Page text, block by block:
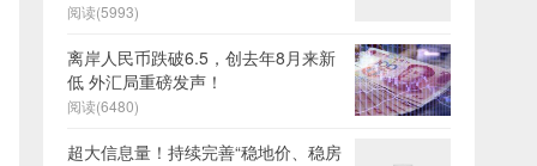
阅读(5993)
离岸人民币跌破6.5，创去年8月来新
低 外汇局重磅发声！
阅读(6480)
超大信息量！持续完善“稳地价、稳房